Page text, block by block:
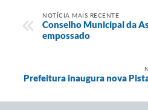
NOTÍCIA MAIS RECENTE
Conselho Municipal da
empossado
Prefeitura inaugura nova